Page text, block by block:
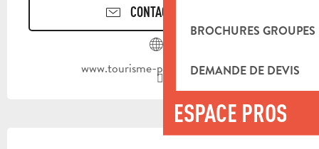
BROCHURES GROUPES
DEMANDE DE DEVIS
ESPACE PROS
CONTACTEZ-NOUS
www.tourisme-paysdaubagne.fr